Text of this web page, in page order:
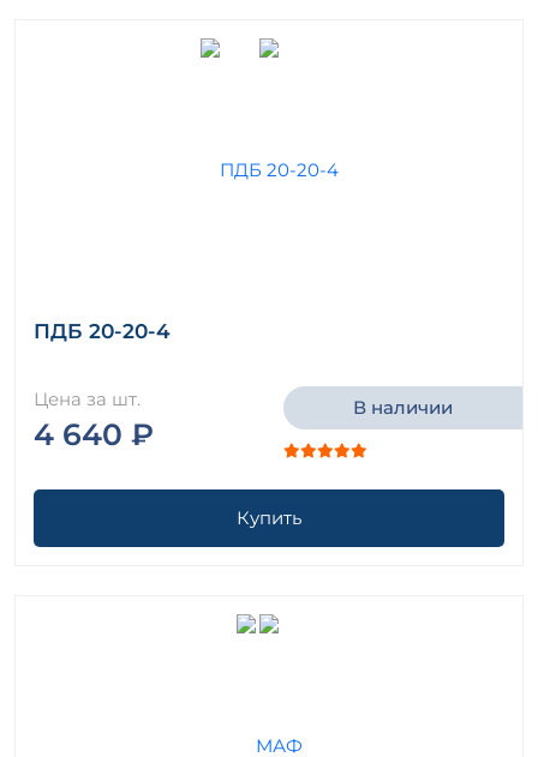
ПДБ 20-20-4
Цена за шт.
4 640 ₽
В наличии
Купить